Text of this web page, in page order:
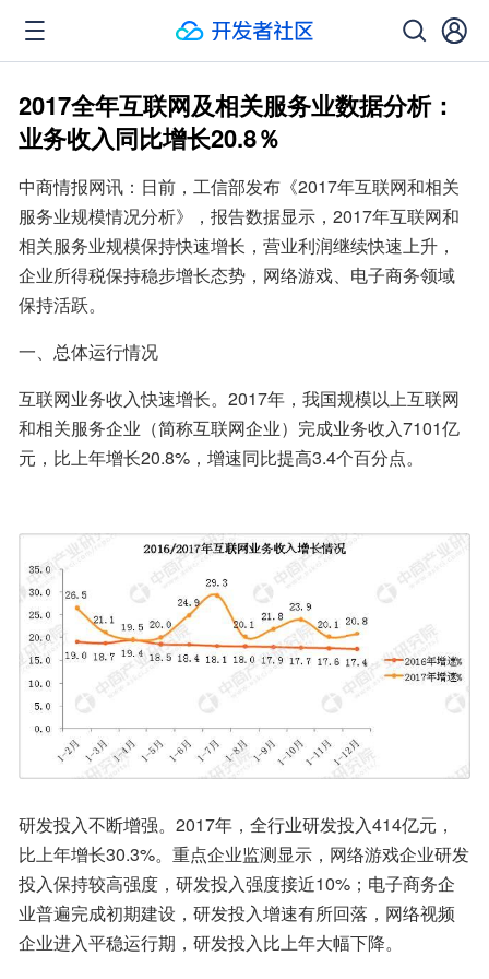
2017全年互联网及相关服务业数据分析：
业务收入同比增长20.8％
中商情报网讯：日前，工信部发布《2017年互联网和相关
服务业规模情况分析》，报告数据显示，2017年互联网和
相关服务业规模保持快速增长，营业利润继续快速上升，
企业所得税保持稳步增长态势，网络游戏、电子商务领域
保持活跃。
一、总体运行情况
互联网业务收入快速增长。2017年，我国规模以上互联网
和相关服务企业（简称互联网企业）完成业务收入7101亿
元，比上年增长20.8%，增速同比提高3.4个百分点。
研发投入不断增强。2017年，全行业研发投入414亿元，
比上年增长30.3%。重点企业监测显示，网络游戏企业研发
投入保持较高强度，研发投入强度接近10%；电子商务企
业普遍完成初期建设，研发投入增速有所回落，网络视频
企业进入平稳运行期，研发投入比上年大幅下降。